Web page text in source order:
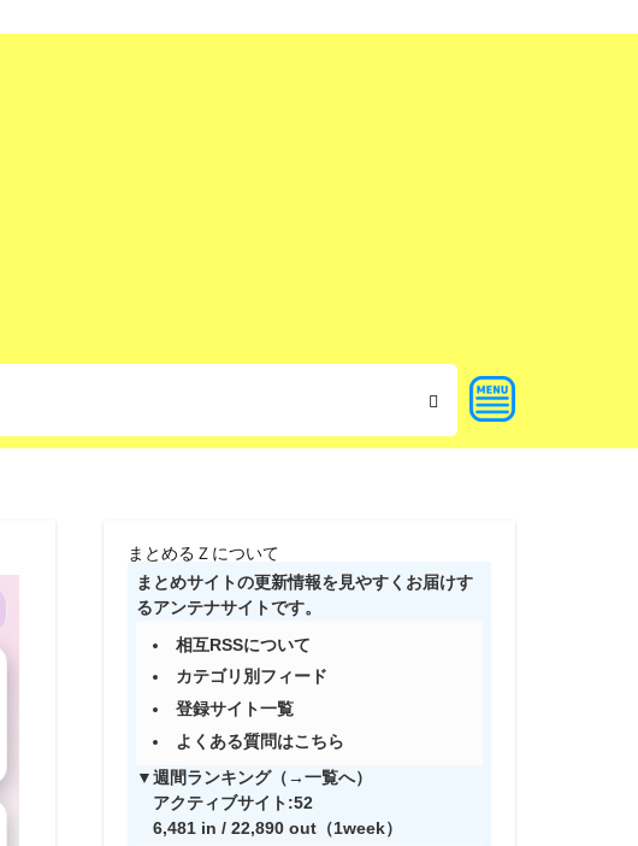
まとめるＺについて
まとめサイトの更新情報を見やすくお届けす
るアンテナサイトです。
相互RSSについて
カテゴリ別フィード
登録サイト一覧
よくある質問はこちら
▼週間ランキング（→一覧へ）
アクティブサイト:52
6,481 in / 22,890 out（1week）